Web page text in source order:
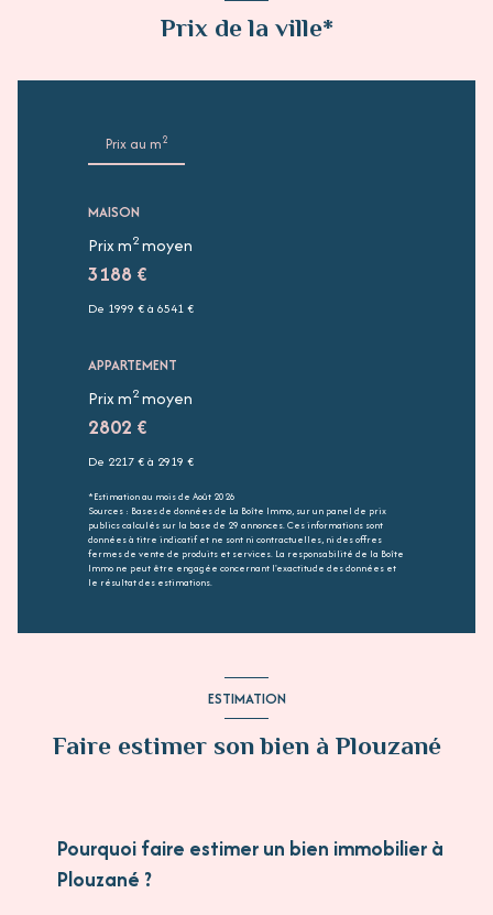
Prix de la ville*
Prix au m2
MAISON
Prix m2moyen
3188 €
De 1999 € à 6541 €
APPARTEMENT
Prix m2moyen
2802 €
De 2217 € à 2919 €
*Estimation au mois de Août 2026
Sources : Bases de données de La Boîte Immo, sur un panel de prix
publics calculés sur la base de 29 annonces. Ces informations sont
données à titre indicatif et ne sont ni contractuelles, ni des offres
fermes de vente de produits et services. La responsabilité de la Boîte
Immo ne peut être engagée concernant l'exactitude des données et
le résultat des estimations.
ESTIMATION
Faire estimer son bien à Plouzané
Pourquoi faire estimer un bien immobilier à
Plouzané ?